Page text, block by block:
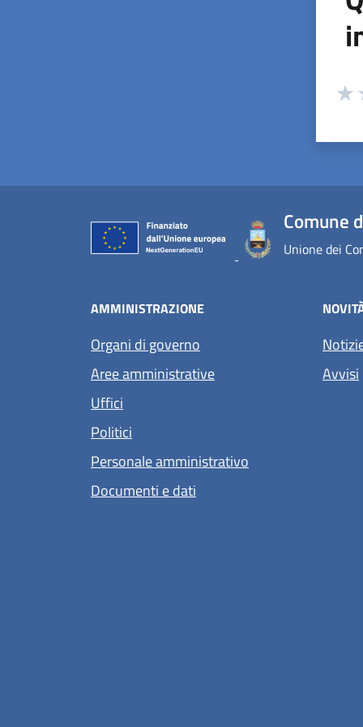
Comune
Unione dei
AMMINISTRAZIONE
Organi di governo
Aree amministrative
Uffici
Politici
Personale amministrativo
Documenti e dati
Avvisi